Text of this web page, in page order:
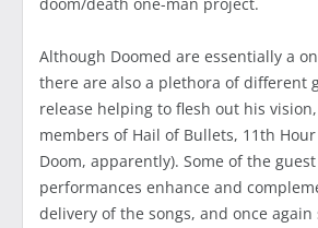
Although Doomed are essentially a
there are also a plethora of different
release helping to flesh out his
members of Hail of Bullets, 11th
Doom, apparently). Some of the
performances enhance and
delivery of the songs, and once again